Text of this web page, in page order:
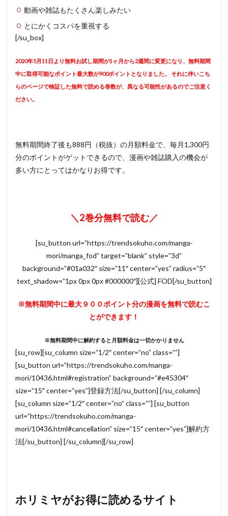
動画や雑誌もたくさん楽しみたい
とにかくコスパを重視する
[/su_box]
2020年5月11日より無料お試し期間が1ヶ月から2週間に変更になり、無料期間
中に取得可能なポイント最大数が900ポイントとなりました。 それに伴いこち
らのページで検証した無料で読める巻数が、異なる可能性があるのでご注意く
ださい。
無料期間終了後も888円（税抜）の月額料金で、毎月1,300円
分のポイントがゲットできるので、漫画や雑誌購入の機会が
多い方にとってはかなりお得です。
＼2巻分無料で読む／
[su_button url=”https://trendsokuho.com/manga-
mori/manga_fod” target=”blank” style=”3d”
background=”#01a032″ size=”11″ center=”yes” radius=”5″
text_shadow=”1px 0px 0px #000000″][公式] FOD[/su_button]
※無料期間中に最大９００ポイント分の漫画を無料で読むこ
とができます！
※無料期間中に解約すると月額料金は一切かかりません
[su_row][su_column size=”1/2″ center=”no” class=””]
[su_button url=”https://trendsokuho.com/manga-
mori/10436.html#registration” background=”#e45304″
size=”15″ center=”yes”]登録方法[/su_button] [/su_column]
[su_column size=”1/2″ center=”no” class=””] [su_button
url=”https://trendsokuho.com/manga-
mori/10436.html#cancellation” size=”15″ center=”yes”]解約方
法[/su_button] [/su_column][/su_row]
ホリミヤがお得に読めるサイト